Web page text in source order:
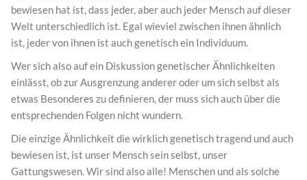
bewiesen hat ist, dass jeder, aber auch jeder Mensch auf dieser
Welt unterschiedlich ist. Egal wieviel zwischen ihnen ähnlich
ist, jeder von ihnen ist auch genetisch ein Individuum.
Wer sich also auf ein Diskussion genetischer Ähnlichkeiten
einlässt, ob zur Ausgrenzung anderer oder um sich selbst als
etwas Besonderes zu definieren, der muss sich auch über die
entsprechenden Folgen nicht wundern.
Die einzige Ähnlichkeit die wirklich genetisch tragend und auch
bewiesen ist, ist unser Mensch sein selbst, unser
Gattungswesen. Wir sind also alle! Menschen und als solche